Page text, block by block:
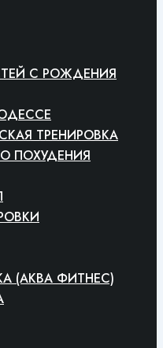
С РОЖДЕНИЯ
ТРЕНИРОВКА
ПОХУДЕНИЯ
(АКВА ФИТНЕС)